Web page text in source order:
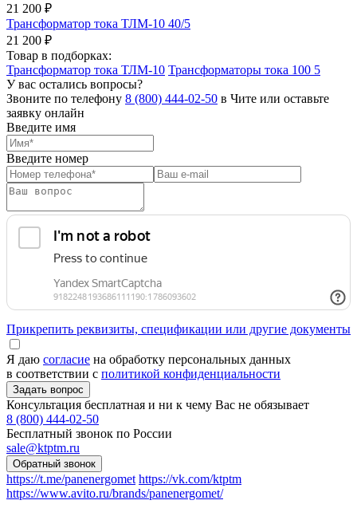
21 200 ₽
Трансформатор тока ТЛМ-10 40/5
21 200 ₽
Товар в подборках:
Трансформатор тока ТЛМ-10 Трансформаторы тока 100 5
У вас остались вопросы?
Звоните по телефону 8 (800) 444-02-50 в Чите или оставьте
заявку онлайн
Введите имя
Введите номер
Прикрепить реквизиты, спецификации или другие документы
Я даю согласие на обработку персональных данных
в соответствии с политикой конфиденциальности
Консультация бесплатная и ни к чему Вас не обязывает
8 (800) 444-02-50
Бесплатный звонок по России
sale@ktptm.ru
https://t.me/panenergomet https://vk.com/ktptm
https://www.avito.ru/brands/panenergomet/